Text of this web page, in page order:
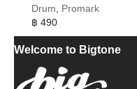
Drum, Promark
฿ 490
Welcome to Bigtone